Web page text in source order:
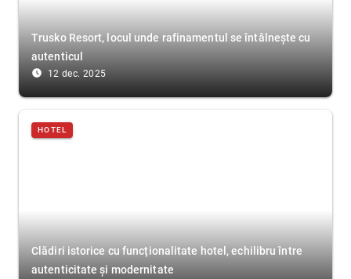
Trusko Resort, locul unde rafinamentul se întâlnește cu
autenticul
access_time_filled 12 dec. 2025
HOTEL
Clădiri istorice cu funcționalitate hotel, echilibru între
autenticitate și modernitate